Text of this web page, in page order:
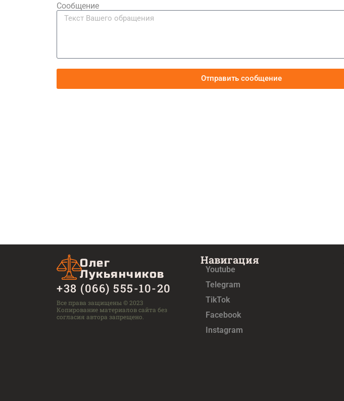
Сообщение
Отправить сообщение
Олег
Лукьянчиков
+38 (066) 555-10-20
Все права защищены © 2023
Копирование материалов сайта без
согласия автора запрещено.
Навигация
Youtube
Telegram
TikTok
Facebook
Instagram